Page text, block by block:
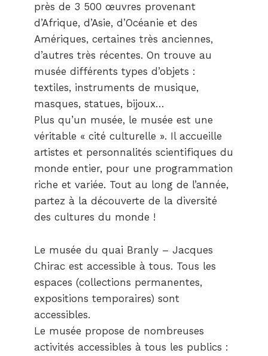
près de 3 500 œuvres provenant
d’Afrique, d’Asie, d’Océanie et des
Amériques, certaines très anciennes,
d’autres très récentes. On trouve au
musée différents types d’objets :
textiles, instruments de musique,
masques, statues, bijoux…
Plus qu’un musée, le musée est une
véritable « cité culturelle ». Il accueille
artistes et personnalités scientifiques du
monde entier, pour une programmation
riche et variée. Tout au long de l’année,
partez à la découverte de la diversité
des cultures du monde !
Le musée du quai Branly – Jacques
Chirac est accessible à tous. Tous les
espaces (collections permanentes,
expositions temporaires) sont
accessibles.
Le musée propose de nombreuses
activités accessibles à tous les publics :